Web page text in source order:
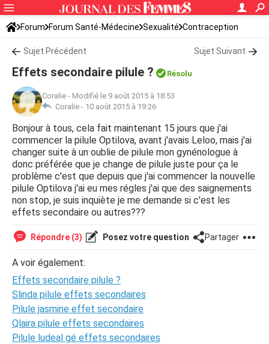
Forum Forum Santé-Médecine Sexualité Contraception
Sujet Précédent Sujet Suivant
Effets secondaire pilule ? Résolu
Coralie - Modifié le 9 août 2015 à 18:53
Coralie - 10 août 2015 à 19:26
Bonjour à tous, cela fait maintenant 15 jours que j'ai
commencer la pilule Optilova, avant j'avais Leloo, mais j'ai
changer suite à un oublie de pilule mon gynénologue à
donc préférée que je change de pilule juste pour ça le
problème c'est que depuis que j'ai commencer la nouvelle
pilule Optilova j'ai eu mes régles j'ai que des saignements
non stop, je suis inquiète je me demande si c'est les
effets secondaire ou autres???
Répondre (3) Posez votre question Partager
A voir également:
Effets secondaire pilule ?
Slinda pilule effets secondaires
Pilule jasmine effet secondaire
Qlaira pilule effets secondaires
Pilule ludeal gé effets secondaires